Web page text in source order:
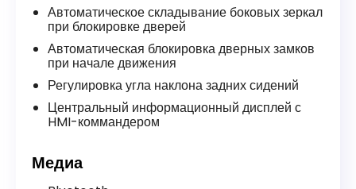
Автоматическое складывание боковых зеркал
при блокировке дверей
Автоматическая блокировка дверных замков
при начале движения
Регулировка угла наклона задних сидений
Центральный информационный дисплей с
HMI-коммандером
Медиа